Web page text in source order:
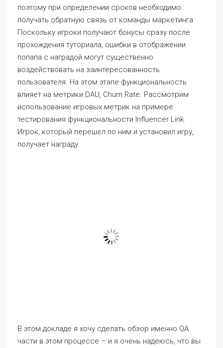
поэтому при определении сроков необходимо
получать обратную связь от команды маркетинга.
Поскольку игроки получают бонусы сразу после
прохождения туториала, ошибки в отображении
попапа с наградой могут существенно
воздействовать на заинтересованность
пользователя. На этом этапе функциональность
влияет на метрики DAU, Churn Rate. Рассмотрим
использование игровых метрик на примере
тестирования функциональности Influencer Link.
Игрок, который перешел по ним и установил игру,
получает награду.
В этом докладе я хочу сделать обзор именно QA
части в этом процессе – и я очень надеюсь, что вы